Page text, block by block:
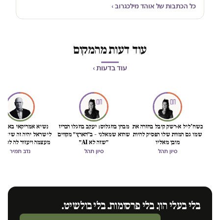
כל הכתבות של אוהד מילכגרוב ›
עוד דעות מהמקום
עוד בדעות ›
כשח'ליל א-רשק קיבל בחזרה את
שמו גם המוות שלו הפסיק להיות
מובן מאליו
סיון תהל
מבחן בוזגלוס: יעקב בוזגלו הכריז
שהוא שמאלני – ב״הארץ״ מקווים
״שזה לא AI״
סיון תהל
נשיא אמריקאי באמת
לישראל יהיה זה
מעצמה ויעזור לה
הכיבוש
נדב תמיר
בלי בעלי הון. בלי פרסומות. בלי בולשיט.